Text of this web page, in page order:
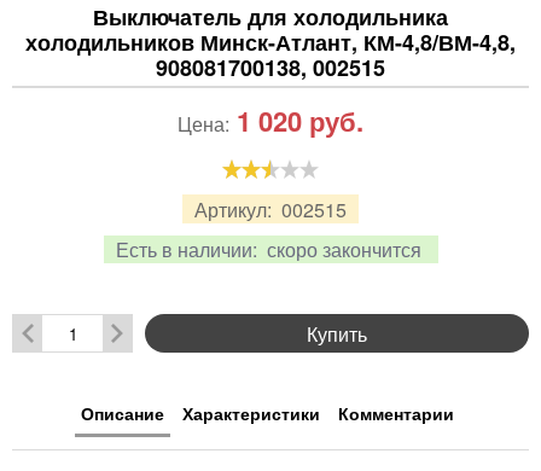
Выключатель для холодильника
холодильников Минск-Атлант, КМ-4,8/ВМ-4,8,
908081700138, 002515
Артикул: 002515
Есть в наличии: скоро закончится
Цена: 1 020 руб.
Купить
Описание Характеристики Комментарии